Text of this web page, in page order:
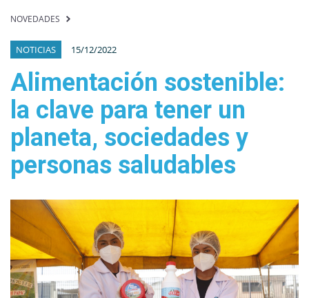
NOVEDADES
NOTICIAS 15/12/2022
Alimentación sostenible:
la clave para tener un
planeta, sociedades y
personas saludables